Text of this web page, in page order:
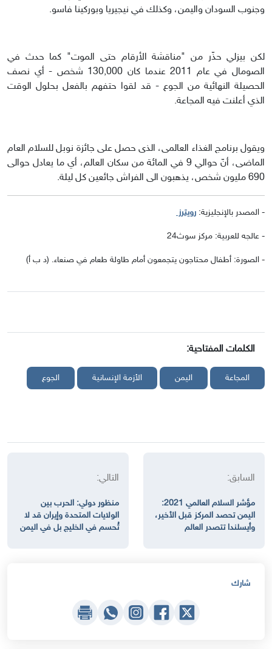
وجنوب السودان واليمن، وكذلك في نيجيريا وبوركينا فاسو.
لكن بيزلي حذّر من "مناقشة الأرقام حتى الموت" كما حدث في
الصومال في عام 2011 عندما كان 130,000 شخص - أي نصف
الحصيلة النهائية من الجوع - قد لقوا حتفهم بالفعل بحلول الوقت
الذي أعلنت فيه المجاعة.
ويقول برنامج الغذاء العالمى، الذى حصل على جائزة نوبل للسلام العام
الماضى، أنّ حوالي 9 في المائة من سكان العالم، أي ما يعادل حوالى
690 مليون شخص، يذهبون الى الفراش جائعين كل ليلة.
- المصدر بالإنجليزية: رويترز
- عالجه للعربية: مركز سوث24
- الصورة: أطفال محتاجون يتجمعون أمام طاولة طعام في صنعاء. (د ب أ)
الكلمات المفتاحية:
المجاعة اليمن الأزمة الإنسانية الجوع
السابق:
مؤشر السلام العالمي 2021:
اليمن تحصد المركز قبل الأخير،
وأيسلندا تتصدر العالم
التالي:
منظور دولي: الحرب بين
الولايات المتحدة وإيران قد لا
تُحسم في الخليج بل في اليمن
شارك